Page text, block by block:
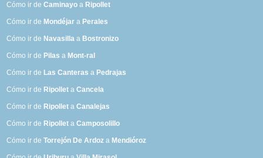
Cómo ir deCaminayo a Ripollet
Cómo ir de Mondéjar a Perales
Cómo ir de Navasilla a Bostronizo
Cómo ir de Pilas a Mont-ral
Cómo ir de Las Canteras a Pedrajas
Cómo ir de Ripollet aCancela
Cómo ir de Ripollet aCanalejas
Cómo ir de Ripollet aCamposolillo
Cómo ir deTorrejón De Ardoz a Mendióroz